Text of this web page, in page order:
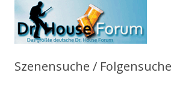
Szenensuche / Folgensuche